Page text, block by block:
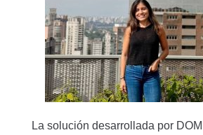
La solución desarrollada por